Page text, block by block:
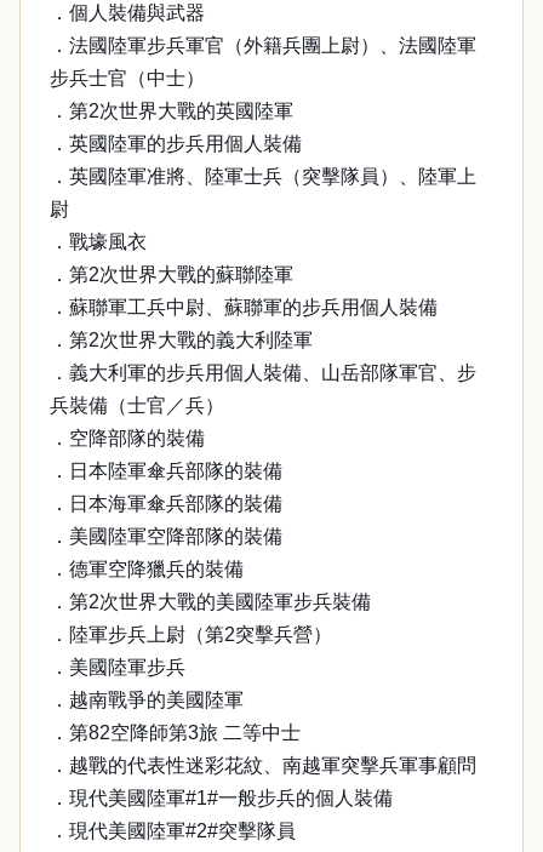
．個人裝備與武器
．法國陸軍步兵軍官（外籍兵團上尉）、法國陸軍
步兵士官（中士）
．第2次世界大戰的英國陸軍
．英國陸軍的步兵用個人裝備
．英國陸軍准將、陸軍士兵（突擊隊員）、陸軍上
尉
．戰壕風衣
．第2次世界大戰的蘇聯陸軍
．蘇聯軍工兵中尉、蘇聯軍的步兵用個人裝備
．第2次世界大戰的義大利陸軍
．義大利軍的步兵用個人裝備、山岳部隊軍官、步
兵裝備（士官／兵）
．空降部隊的裝備
．日本陸軍傘兵部隊的裝備
．日本海軍傘兵部隊的裝備
．美國陸軍空降部隊的裝備
．德軍空降獵兵的裝備
．第2次世界大戰的美國陸軍步兵裝備
．陸軍步兵上尉（第2突擊兵營）
．美國陸軍步兵
．越南戰爭的美國陸軍
．第82空降師第3旅 二等中士
．越戰的代表性迷彩花紋、南越軍突擊兵軍事顧問
．現代美國陸軍#1#一般步兵的個人裝備
．現代美國陸軍#2#突擊隊員